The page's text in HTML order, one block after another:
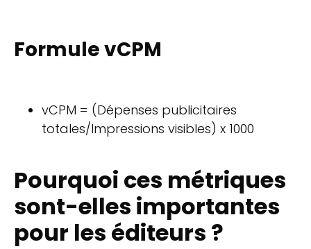
Formule vCPM
vCPM = (Dépenses publicitaires
totales/Impressions visibles) x 1000
Pourquoi ces métriques
sont-elles importantes
pour les éditeurs ?